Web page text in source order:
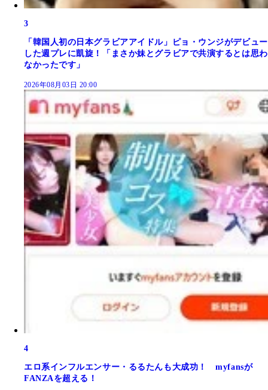
3
「韓国人初の日本グラビアアイドル」ピョ・ウンジがデビュー
した週プレに凱旋！「まさか妹とグラビアで共演するとは思わ
なかったです」
2026年08月03日 20:00
4
エロ系インフルエンサー・るるたんも大成功！ myfansが
FANZAを超える！